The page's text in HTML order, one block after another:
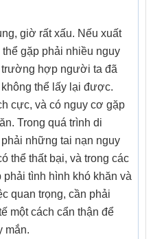
giờ rất xấu. Nếu xuất
gặp phải nhiều nguy
trường hợp người ta đã
thể lấy lại được.
cực, và có nguy cơ gặp
Trong quá trình di
những tai nạn nguy
thể thất bại, và trong các
tình hình khó khăn và
quan trọng, cần phải
một cách cẩn thận để
mắn.